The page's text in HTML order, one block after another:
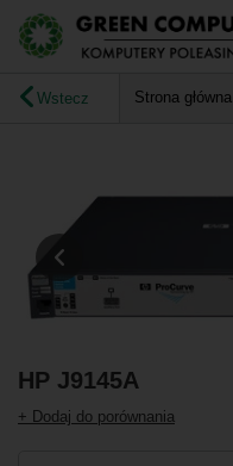
Wstecz Strona główna
HP J9145A
+ Dodaj do porównania